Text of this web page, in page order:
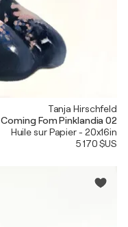
Tanja Hirschfeld
Coming Fom Pinklandia 02
Huile sur Papier - 20x16in
5 170 $US